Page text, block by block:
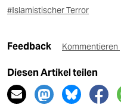
#Islamistischer Terror
Feedback Kommentieren
Diesen Artikel teilen